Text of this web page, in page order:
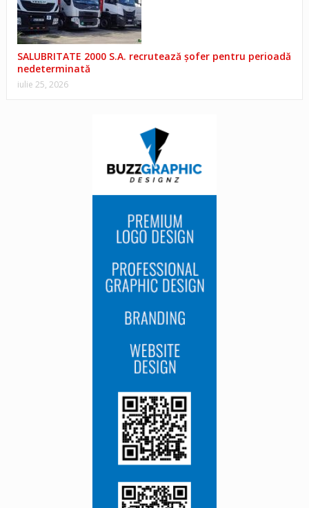
SALUBRITATE 2000 S.A. recrutează șofer pentru perioadă
nedeterminată
iulie 25, 2026